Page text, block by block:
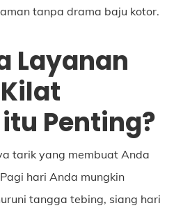
tanpa drama baju kotor.
Layanan
Penting?
tarik yang membuat Anda
hari Anda mungkin
tangga tebing, siang hari